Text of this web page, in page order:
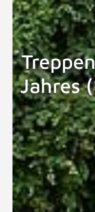
Jahres